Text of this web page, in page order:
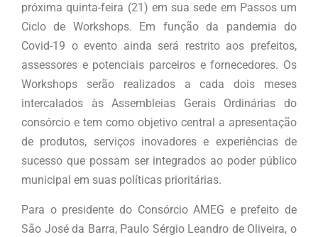
próxima quinta-feira (21) em sua sede em Passos um
Ciclo de Workshops. Em função da pandemia do
Covid-19 o evento ainda será restrito aos prefeitos,
assessores e potenciais parceiros e fornecedores. Os
Workshops serão realizados a cada dois meses
intercalados às Assembleias Gerais Ordinárias do
consórcio e tem como objetivo central a apresentação
de produtos, serviços inovadores e experiências de
sucesso que possam ser integrados ao poder público
municipal em suas políticas prioritárias.
Para o presidente do Consórcio AMEG e prefeito de
São José da Barra, Paulo Sérgio Leandro de Oliveira, o